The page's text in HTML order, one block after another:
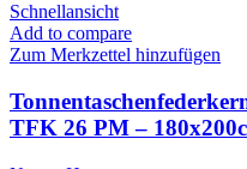
Schnellansicht
Add to compare
Zum Merkzettel hinzufügen
TFK 26 PM –